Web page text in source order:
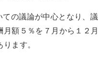
の議論が中心となり、議
額５％を７月から１２月
ます。